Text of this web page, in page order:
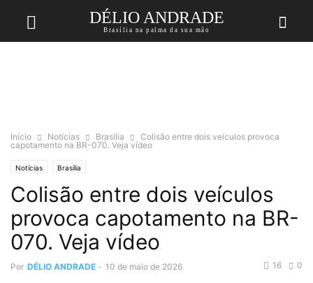
DÉLIO ANDRADE
Brasília na palma da sua mão
Início Notícias Brasília
Colisão entre dois veículos provoca
capotamento na BR-070. Veja vídeo
Notícias Brasília
Colisão entre dois veículos
provoca capotamento na BR-
070. Veja vídeo
Por DÉLIO ANDRADE - 10 de maio de 2026 0
16